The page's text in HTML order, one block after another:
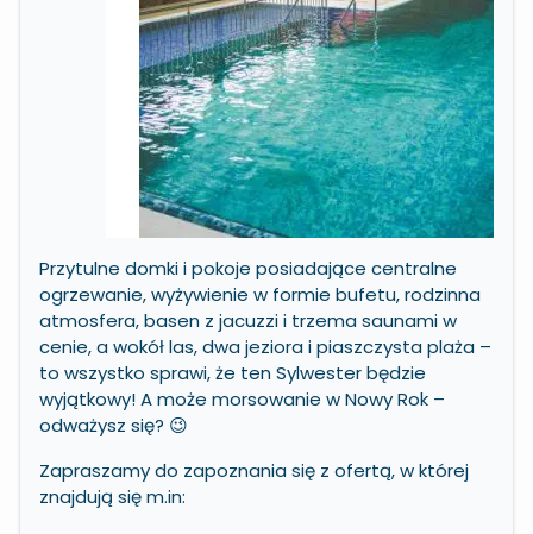
Przytulne domki i pokoje posiadające centralne
ogrzewanie, wyżywienie w formie bufetu, rodzinna
atmosfera, basen z jacuzzi i trzema saunami w
cenie, a wokół las, dwa jeziora i piaszczysta plaża –
to wszystko sprawi, że ten Sylwester będzie
wyjątkowy! A może morsowanie w Nowy Rok –
odważysz się? 😉
Zapraszamy do zapoznania się z ofertą, w której
znajdują się m.in: